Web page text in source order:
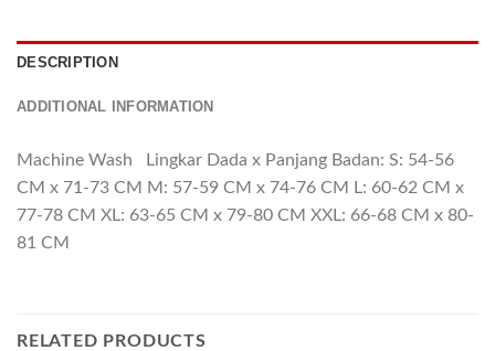
DESCRIPTION
ADDITIONAL INFORMATION
Machine Wash Lingkar Dada x Panjang Badan: S: 54-56
CM x 71-73 CM M: 57-59 CM x 74-76 CM L: 60-62 CM x
77-78 CM XL: 63-65 CM x 79-80 CM XXL: 66-68 CM x 80-
81 CM
RELATED PRODUCTS